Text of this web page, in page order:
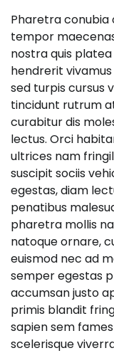
Pharetra
tempor
nostra quis
hendrerit
sed turpis cursus
tincidunt rutrum
curabitur dis
lectus. Orci
ultrices nam
suscipit sociis
egestas, diam
penatibus
pharetra mollis
natoque ornare,
euismod nec ad
semper egestas
accumsan justo
primis blandit
sapien sem
scelerisque